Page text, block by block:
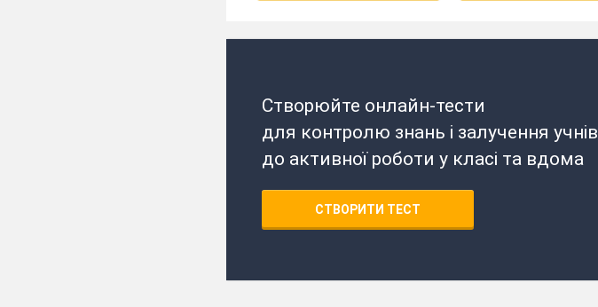
Створюйте онлайн-тести
для контролю знань і залучення учнів
до активної роботи у класі та вдома
СТВОРИТИ ТЕСТ